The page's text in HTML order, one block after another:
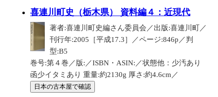
喜連川町史（栃木県） 資料編４：近現代
著者:喜連川町史編さん委員会／出版:喜連川町／
刊行年:2005［平成17.3］／ページ:846p／判
型:B5
巻号:第４巻／版:／ISBN・ASIN:／状態他：少汚あり
函少イタミあり 重量:約2130g 厚さ:約4.6cm／
日本の古本屋で確認